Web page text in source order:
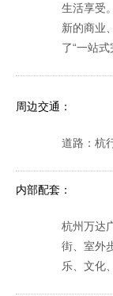
生活享受
新的商业
了“一站式
周边交通：
道路：杭
内部配套：
杭州万达
街、室外
乐、文化